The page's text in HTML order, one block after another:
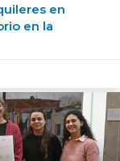
en
en la